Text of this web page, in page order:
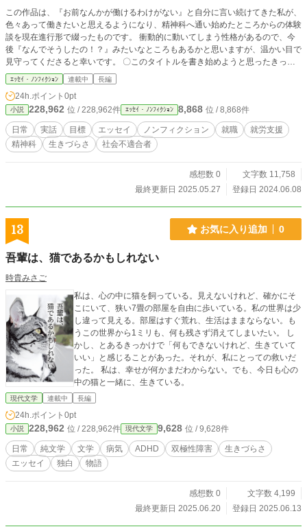
この作品は、『お前なんかが働けるわけがない』と自分に言い続けてきた私が、
色々あって働きたいと思えるようになり、精神科へ通い始めたところからの体験
談を現在進行形で綴ったものです。 衝動的に動いてしまう性格があるので、今
後『なんでそうしたの！？』みたいなところもあるかと思いますが、温かい目で
見守ってくださると幸いです。 〇このタイトルを書き始めようと思ったきっか
け ・自分の体験談が、これから精神科や就労について考える人の役に立つかも
しれないと思ったこと。 ・現状を客観的に見るきっかけが欲しいという気持ち
から、書き始めました。 現在進行形で書くので更新は遅くなるかと思います。
その間、皆さんの現状や生きるための知恵、みたいなものをコメントに書いてく
ださると嬉しいです。 コメントは随時読みますし、返信出来たらさせてもらい
ます。 〇このタイトルを読むにあたってお願いがあります。 『〇〇すべき』や
『✕✕は非常識』など、価値観を押し付けるようなコメントは控えていただきた
ごさせてもらっていることは分かっていますが、これはお互いに了承を得たうえ
で成り立っていますので、ご理解ください （詳しくは本文で書きます）。 むし
になっている人たちを安心させたいという気持ちがあります。 私自身、できな
いことがたくさんあります。 それでいて、すぐに他人の言動に左右されるし、
たくさん劣等感とか『自分駄目だな』とか思ってきました。 きっと、私自身が
一番自分を見下しています。無価値だと感じています。 それでもなんとか生き
ようとする私を文章に残すことで、今自分に価値が無いと思っている誰かが、少
しでも『あぁ、こんな人間も生息しているんだな』とホッとしてもらえたら嬉し
いです。 ……なんて殊勝なことを言うつもりはありませんが、気楽に読んでく
ださい。 堅苦しいのは苦手なのでございマツボックリ←。 ※1他所様へご迷惑
が掛かることを避けるため、施設名や氏名は伏せさせていただきます。 ※2状況
の進行具合によっては更新が遅い、もしくは更新の打ち切りとなる可能性が否定
できません。その場合は都度ご報告するつもりではありますが、あらかじめご了
承ください。
ｴｯｾｲ・ﾉﾝﾌｨｸｼｮﾝ 連載中 長編
24h.ポイント 0pt
小説 228,962 位 / 228,962件 ｴｯｾｲ・ﾉﾝﾌｨｸｼｮﾝ 8,868 位 / 8,868件
日常 実話 目標 エッセイ ノンフィクション 就職
就労支援
精神科
生きづらさ 社会不適合者
感想数 0
文字数 11,758
最終更新日 2025.05.27
登録日 2024.06.08
13 お気に入り追加 0
吾輩は、猫であるかもしれない
時貴みさご
私は、心の中に猫を飼っている。見えないけれど、確かにそ
こにいて、狭い7畳の部屋を自由に歩いている。私の世界は少
し違って見える。部屋はすぐ荒れ、生活はままならない。も
うこの世界から1ミリも、何も残さず消えてしまいたい。 し
かし、とあるきっかけで「何もできないけれど、生きていて
いい」と感じることがあった。それが、私にとっての救いだ
った。 私は、幸せが何かまだわからない。でも、今日も心の
中の猫と一緒に、生きている。
現代文学 連載中 長編
24h.ポイント 0pt
小説 228,962 位 / 228,962件 現代文学 9,628 位 / 9,628件
日常 純文学 文学 病気 ADHD 双極性障害
生きづらさ
エッセイ
独白 物語
感想数 0
文字数 4,199
最終更新日 2025.06.20
登録日 2025.06.13